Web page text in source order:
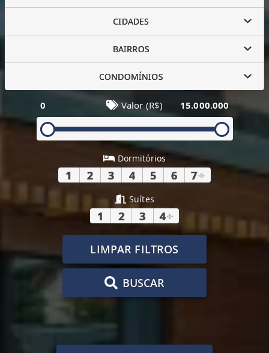
CIDADES
BAIRROS
CONDOMÍNIOS
0 Valor (R$) 15.000.000
Dormitórios
1 2 3 4 5 6 7+
Suítes
1 2 3 4+
LIMPAR FILTROS
BUSCAR